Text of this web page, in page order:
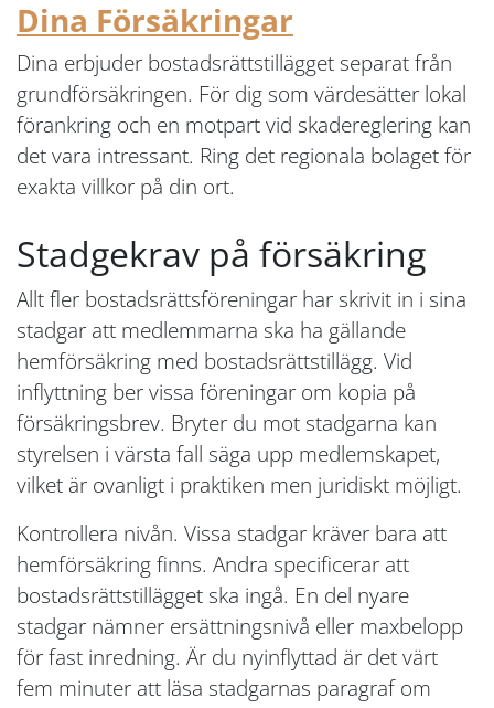
Dina Försäkringar
Dina erbjuder bostadsrättstillägget separat från
grundförsäkringen. För dig som värdesätter lokal
förankring och en motpart vid skadereglering kan
det vara intressant. Ring det regionala bolaget för
exakta villkor på din ort.
Stadgekrav på försäkring
Allt fler bostadsrättsföreningar har skrivit in i sina
stadgar att medlemmarna ska ha gällande
hemförsäkring med bostadsrättstillägg. Vid
inflyttning ber vissa föreningar om kopia på
försäkringsbrev. Bryter du mot stadgarna kan
styrelsen i värsta fall säga upp medlemskapet,
vilket är ovanligt i praktiken men juridiskt möjligt.
Kontrollera nivån. Vissa stadgar kräver bara att
hemförsäkring finns. Andra specificerar att
bostadsrättstillägget ska ingå. En del nyare
stadgar nämner ersättningsnivå eller maxbelopp
för fast inredning. Är du nyinflyttad är det värt
fem minuter att läsa stadgarnas paragraf om